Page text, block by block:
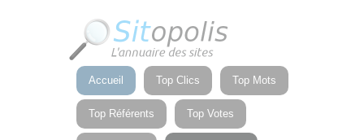
Accueil Top Clics Top Mots
Top Référents Top Votes